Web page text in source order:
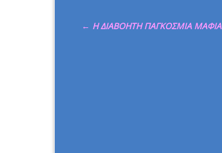
← Η ΔΙΑΒΟΗΤΗ ΠΑΓΚΟΣΜΙΑ ΜΑΦΙΑ